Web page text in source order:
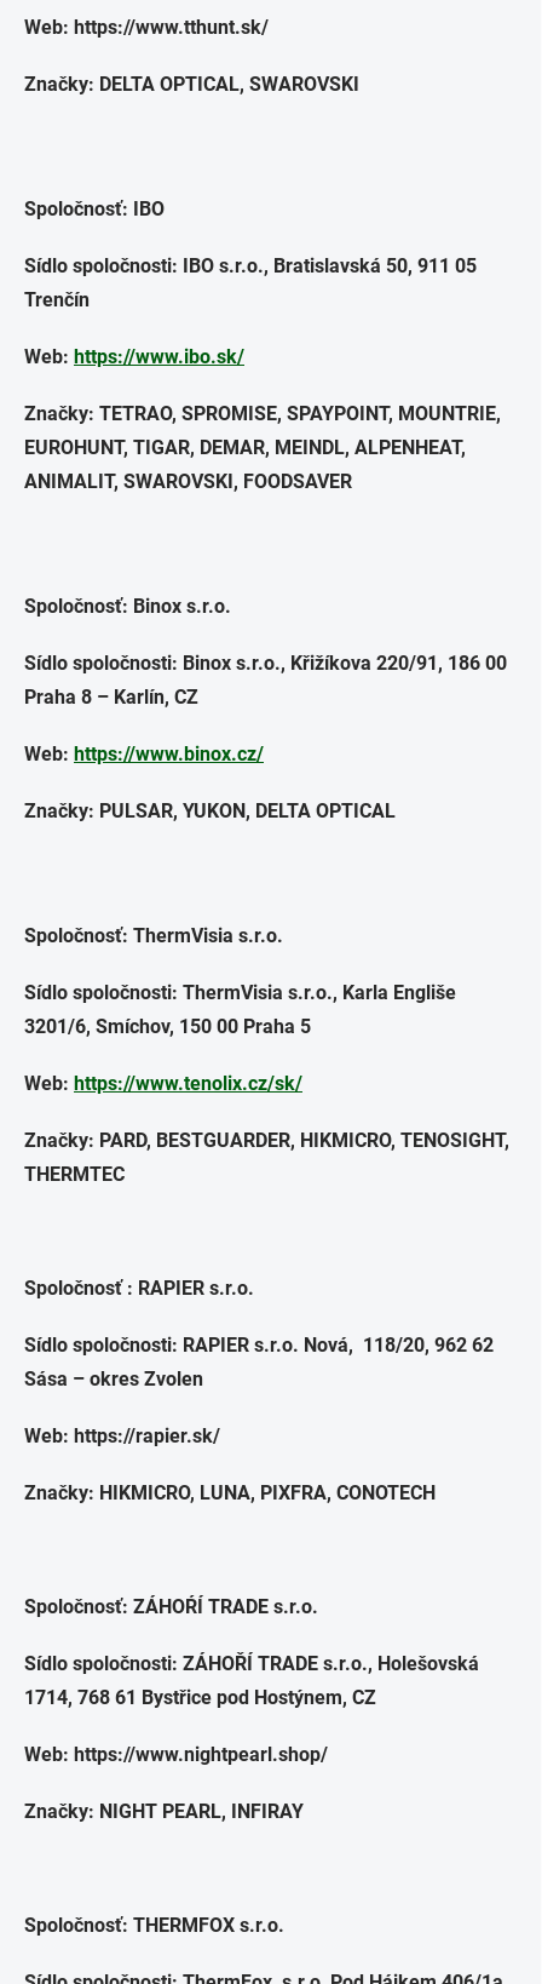
Web: https://www.tthunt.sk/
Značky: DELTA OPTICAL, SWAROVSKI
Spoločnosť: IBO
Sídlo spoločnosti: IBO s.r.o., Bratislavská 50, 911 05
Trenčín
Web: https://www.ibo.sk/
Značky: TETRAO, SPROMISE, SPAYPOINT, MOUNTRIE,
EUROHUNT, TIGAR, DEMAR, MEINDL, ALPENHEAT,
ANIMALIT, SWAROVSKI, FOODSAVER
Spoločnosť: Binox s.r.o.
Sídlo spoločnosti: Binox s.r.o., Křižíkova 220/91, 186 00
Praha 8 – Karlín, CZ
Web: https://www.binox.cz/
Značky: PULSAR, YUKON, DELTA OPTICAL
Spoločnosť: ThermVisia s.r.o.
Sídlo spoločnosti: ThermVisia s.r.o., Karla Engliše
3201/6, Smíchov, 150 00 Praha 5
Web: https://www.tenolix.cz/sk/
Značky: PARD, BESTGUARDER, HIKMICRO, TENOSIGHT,
THERMTEC
Spoločnosť : RAPIER s.r.o.
Sídlo spoločnosti: RAPIER s.r.o. Nová, 118/20, 962 62
Sása – okres Zvolen
Web: https://rapier.sk/
Značky: HIKMICRO, LUNA, PIXFRA, CONOTECH
Spoločnosť: ZÁHOŔÍ TRADE s.r.o.
Sídlo spoločnosti: ZÁHOŘÍ TRADE s.r.o., Holešovská
1714, 768 61 Bystřice pod Hostýnem, CZ
Web: https://www.nightpearl.shop/
Značky: NIGHT PEARL, INFIRAY
Spoločnosť: THERMFOX s.r.o.